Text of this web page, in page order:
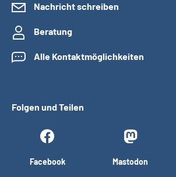
Nachricht schreiben
Beratung
Alle Kontaktmöglichkeiten
Folgen und Teilen
Facebook Mastodon